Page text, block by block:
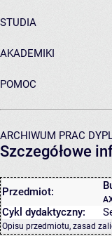
STUDIA
AKADEMIKI
POMOC
ARCHIWUM PRAC
Szczegółowe
Przedmiot:
Cykl dydaktyczny:
Opisu przedmiotu, zasad